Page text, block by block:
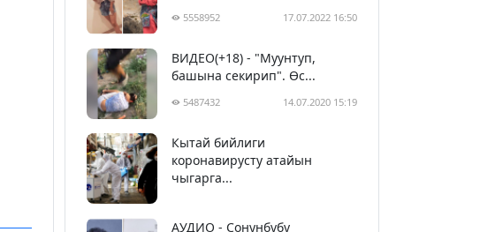
5558952 17.07.2022 16:50
ВИДЕО(+18) - "Муунтуп,
башына секирип". Өс...
5487432 14.07.2020 15:19
Кытай бийлиги
коронавирусту атайын
чыгарга...
АУДИО - Сонунбүбү